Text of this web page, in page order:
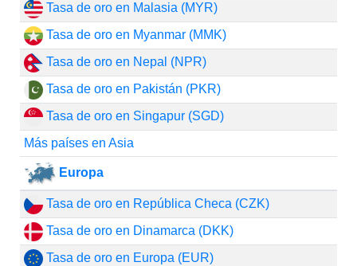
Tasa de oro en Malasia (MYR)
Tasa de oro en Myanmar (MMK)
Tasa de oro en Nepal (NPR)
Tasa de oro en Pakistán (PKR)
Tasa de oro en Singapur (SGD)
Más países en Asia
Europa
Tasa de oro en República Checa (CZK)
Tasa de oro en Dinamarca (DKK)
Tasa de oro en Europa (EUR)